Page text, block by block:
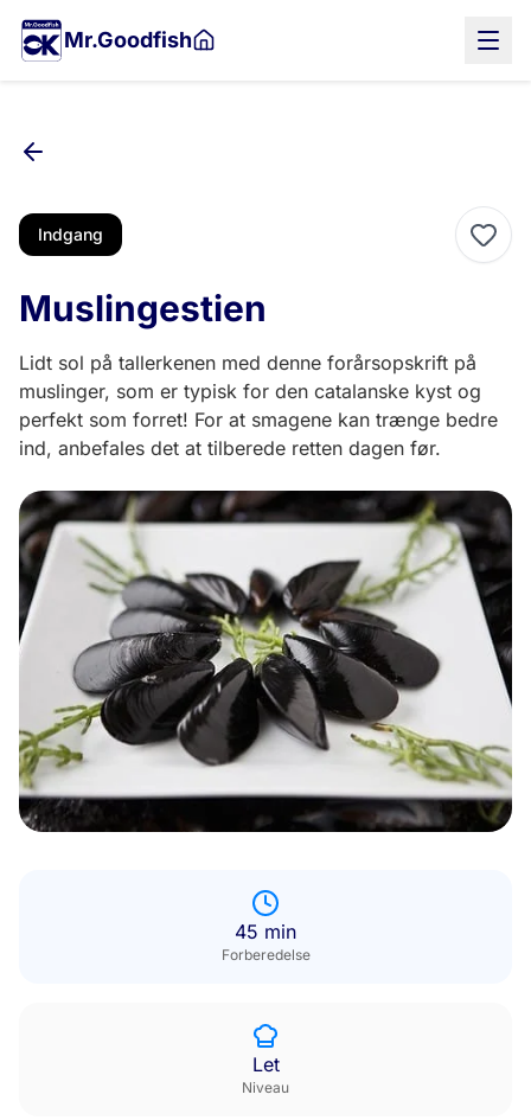
Mr.Goodfish
Indgang
Muslingestien
Lidt sol på tallerkenen med denne forårsopskrift på
muslinger, som er typisk for den catalanske kyst og
perfekt som forret! For at smagene kan trænge bedre
ind, anbefales det at tilberede retten dagen før.
45 min
Forberedelse
Let
Niveau